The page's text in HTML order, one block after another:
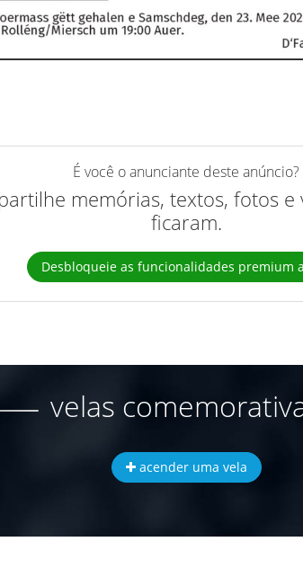
É você o anunciante deste anúncio?
memórias, textos, fotos
ficaram.
Desbloqueie as funcionalidades premium
velas
acender uma vela